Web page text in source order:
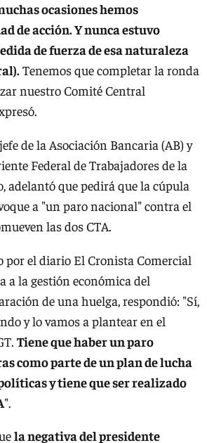
ocasiones hemos
de acción. Y nunca estuvo
de fuerza de esa naturaleza
Tenemos que completar la ronda
nuestro Comité Central
de la Asociación Bancaria (AB) y
Federal de Trabajadores de la
adelantó que pedirá que la cúpula
a "un paro nacional" contra el
las dos CTA.
por el diario El Cronista Comercial
a la gestión económica del
de una huelga, respondió: "Sí,
y lo vamos a plantear en el
Tiene que haber un paro
como parte de un plan de lucha
y tiene que ser realizado
".
la negativa del presidente